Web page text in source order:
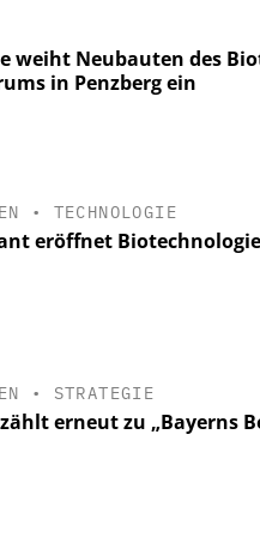
weiht Neubauten des
in Penzberg ein
• TECHNOLOGIE
eröffnet
• STRATEGIE
zählt erneut zu „Bayerns
E.V.
für die
und